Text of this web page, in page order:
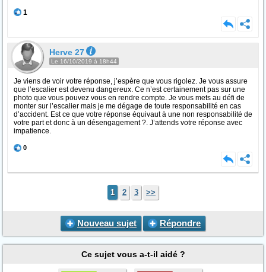
1
Herve 27
Le 16/10/2019 à 18h44
Je viens de voir votre réponse, j’espère que vous rigolez. Je vous assure
que l’escalier est devenu dangereux. Ce n’est certainement pas sur une
photo que vous pouvez vous en rendre compte. Je vous mets au défi de
monter sur l’escalier mais je me dégage de toute responsabilité en cas
d’accident. Est ce que votre réponse équivaut à une non responsabilité de
votre part et donc à un désengagement ?. J’attends votre réponse avec
impatience.
0
1 2 3 >>
Nouveau sujet Répondre
Ce sujet vous a-t-il aidé ?